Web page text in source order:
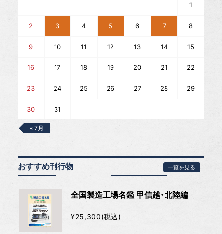
1
2 3 4 5 6 7 8
9 10 11 12 13 14 15
16 17 18 19 20 21 22
23 24 25 26 27 28 29
30 31
« 7月
おすすめ刊行物 一覧を見る
全国製造工場名鑑 甲信越・北陸編
¥25,300(税込)